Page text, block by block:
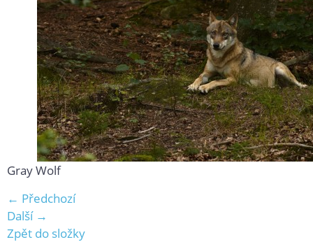
Gray Wolf
← Předchozí
Další →
Zpět do složky